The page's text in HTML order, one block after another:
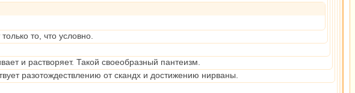
то, что условно.
и растворяет. Такой своеобразный пантеизм.
разотождествлению от скандх и достижению нирваны.